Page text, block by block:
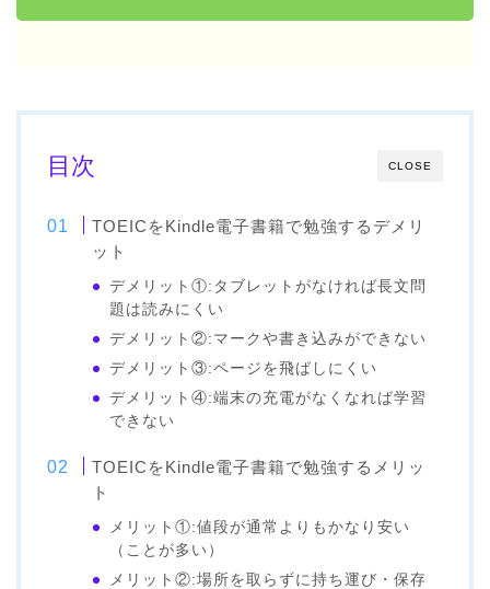
CLOSE
目次
TOEICをKindle電子書籍で勉強するデメリ
ット
デメリット①:タブレットがなければ長文問
題は読みにくい
デメリット②:マークや書き込みができない
デメリット③:ページを飛ばしにくい
デメリット④:端末の充電がなくなれば学習
できない
TOEICをKindle電子書籍で勉強するメリッ
ト
メリット①:値段が通常よりもかなり安い
（ことが多い）
メリット②:場所を取らずに持ち運び・保存